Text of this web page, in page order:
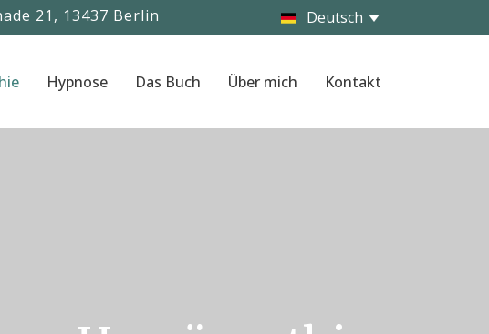
21, 13437 Berlin
Hypnose Das Buch Über mich Kontakt